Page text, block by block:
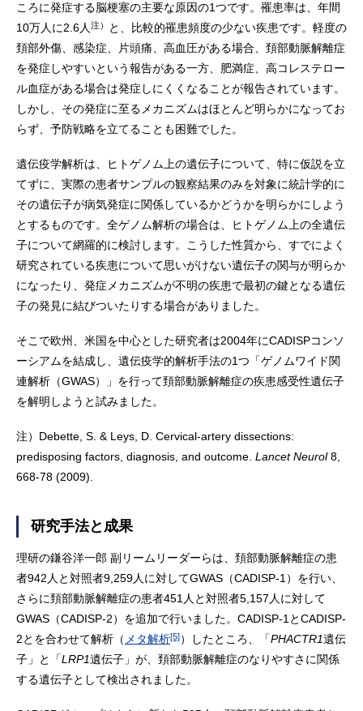
ころに発症する脳梗塞の主要な原因の1つです。罹患率は、年間
10万人に2.6人 注）
と、比較的罹患頻度の少ない疾患です。軽度の
頚部外傷、感染症、片頭痛、高血圧がある場合、頚部動脈解離症
を発症しやすいという報告がある一方、肥満症、高コレステロー
ル血症がある場合は発症しにくくなることが報告されています。
しかし、その発症に至るメカニズムはほとんど明らかになってお
らず、予防戦略を立てることも困難でした。
遺伝疫学解析は、ヒトゲノム上の遺伝子について、特に仮説を立
てずに、実際の患者サンプルの観察結果のみを対象に統計学的に
その遺伝子が病気発症に関係しているかどうかを明らかにしよう
とするものです。全ゲノム解析の場合は、ヒトゲノム上の全遺伝
子について網羅的に検討します。こうした性質から、すでによく
研究されている疾患について思いがけない遺伝子の関与が明らか
になったり、発症メカニズムが不明の疾患で最初の鍵となる遺伝
子の発見に結びついたりする場合がありました。
そこで欧州、米国を中心とした研究者は2004年にCADISPコンソ
ーシアムを結成し、遺伝疫学的解析手法の1つ「ゲノムワイド関
連解析（GWAS）」を行って頚部動脈解離症の疾患感受性遺伝子
を解明しようと試みました。
注） Debette, S. & Leys, D. Cervical-artery dissections:
predisposing factors, diagnosis, and outcome. Lancet Neurol8,
668-78 (2009).
研究手法と成果
理研の鎌谷洋一郎 副リームリーダーらは、頚部動脈解離症の患
者942人と対照者9,259人に対してGWAS（CADISP-1）を行い、
さらに頚部動脈解離症の患者451人と対照者5,157人に対して
GWAS（CADISP-2）を追加で行いました。CADISP-1とCADISP-
2とを合わせて解析（ メタ解析[5]）したところ、「PHACTR1遺伝
子」と「LRP1遺伝子」が、頚部動脈解離症のなりやすさに関係
する遺伝子として検出されました。